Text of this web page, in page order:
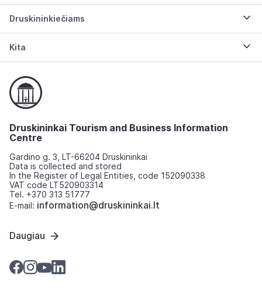
Druskininkiečiams
Kita
Druskininkai Tourism and Business Information
Centre
Gardino g. 3, LT-66204 Druskininkai
Data is collected and stored
In the Register of Legal Entities, code 152090338
VAT code LT520903314
Tel. +370 313 51777
E-mail: information@druskininkai.lt
Daugiau